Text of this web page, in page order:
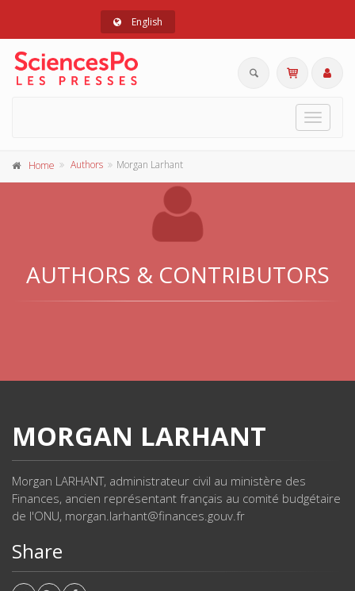
English
Toggle
Home Authors Morgan Larhant
AUTHORS & CONTRIBUTORS
MORGAN LARHANT
Morgan LARHANT, administrateur civil au ministère des
Finances, ancien représentant français au comité budgétaire
de l'ONU, morgan.larhant@finances.gouv.fr
Share